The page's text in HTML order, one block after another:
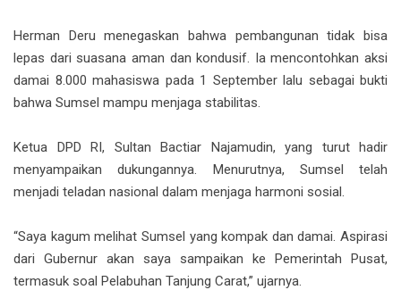
Herman Deru menegaskan bahwa pembangunan tidak bisa
lepas dari suasana aman dan kondusif. Ia mencontohkan aksi
damai 8.000 mahasiswa pada 1 September lalu sebagai bukti
bahwa Sumsel mampu menjaga stabilitas.
Ketua DPD RI, Sultan Bactiar Najamudin, yang turut hadir
menyampaikan dukungannya. Menurutnya, Sumsel telah
menjadi teladan nasional dalam menjaga harmoni sosial.
“Saya kagum melihat Sumsel yang kompak dan damai. Aspirasi
dari Gubernur akan saya sampaikan ke Pemerintah Pusat,
termasuk soal Pelabuhan Tanjung Carat,” ujarnya.